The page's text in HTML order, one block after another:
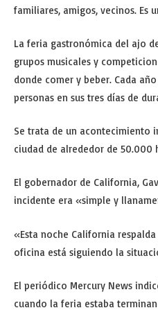
familiares, amigos, vecinos. Es
La feria gastronómica del ajo
grupos musicales y
donde comer y beber. Cada
personas en sus tres días de
Se trata de un acontecimiento
ciudad de alrededor de 50.000
El gobernador de California,
incidente era «simple y
«Esta noche California
oficina está siguiendo la
El periódico Mercury News
cuando la feria estaba